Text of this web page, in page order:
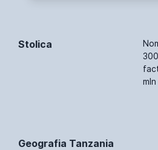
Stolica
Geografia Tanzania